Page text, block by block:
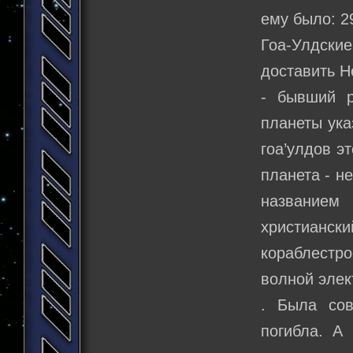
ему было:
Гоа-
доставить
- бывший
планеты
гоа’улдов
планета -
волной
. Была
погибла. А